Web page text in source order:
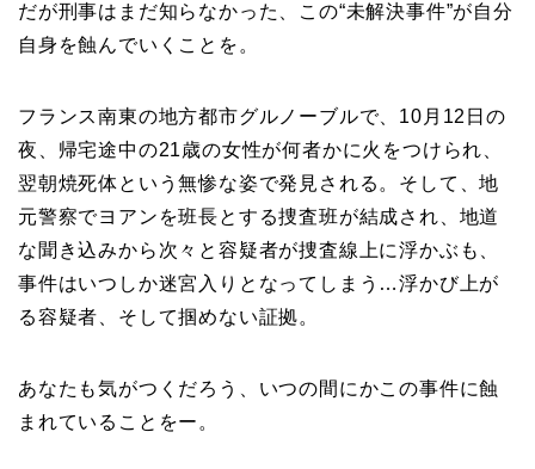
だが刑事はまだ知らなかった、この“未解決事件”が自分
自身を蝕んでいくことを。
フランス南東の地方都市グルノーブルで、10月12日の
夜、帰宅途中の21歳の女性が何者かに火をつけられ、
翌朝焼死体という無惨な姿で発見される。そして、地
元警察でヨアンを班長とする捜査班が結成され、地道
な聞き込みから次々と容疑者が捜査線上に浮かぶも、
事件はいつしか迷宮入りとなってしまう…浮かび上が
る容疑者、そして掴めない証拠。
あなたも気がつくだろう、いつの間にかこの事件に蝕
まれていることをー。